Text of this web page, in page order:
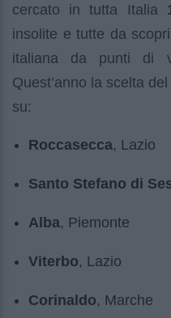
cercato in tutta Italia
insolite e tutte da
italiana da punti di
Quest’anno la scelta
su:
Roccasecca, Lazio
Santo Stefano di
Alba, Piemonte
Viterbo, Lazio
Corinaldo, Marche